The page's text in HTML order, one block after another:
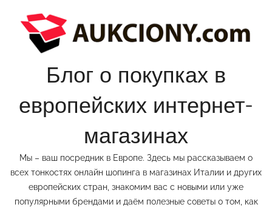
содержимому
Блог о покупках в
европейских интернет-
магазинах
Мы – ваш посредник в Европе. Здесь мы рассказываем о
всех тонкостях онлайн шопинга в магазинах Италии и других
европейских стран, знакомим вас с новыми или уже
популярными брендами и даём полезные советы о том, как